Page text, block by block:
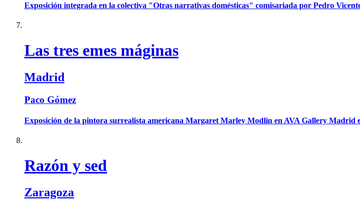
Exposición integrada en la colectiva "Otras narrativas domésticas" comisariada por Pedro
Las tres emes máginas
Madrid
Paco Gómez
Exposición de la pintora surrealista americana Margaret Marley Modlin en AVA Gallery Madrid
Razón y sed
Zaragoza